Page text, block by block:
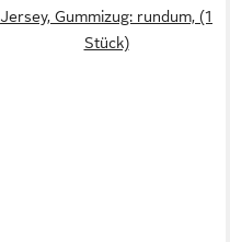
Jersey, Gummizug: rundum, (1
Stück)